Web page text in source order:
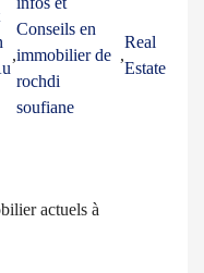
,
Conseils en
immobilier de
rochdi
soufiane
,
Real
Estate
actuels à